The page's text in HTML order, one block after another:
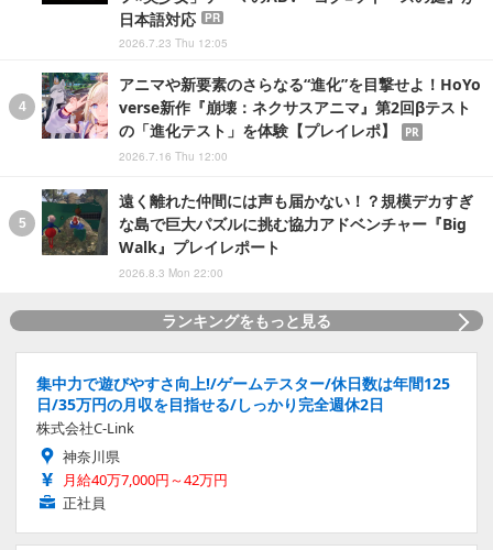
日本語対応
PR
2026.7.23 Thu 12:05
アニマや新要素のさらなる“進化”を目撃せよ！HoYo
verse新作『崩壊：ネクサスアニマ』第2回βテスト
の「進化テスト」を体験【プレイレポ】
PR
2026.7.16 Thu 12:00
遠く離れた仲間には声も届かない！？規模デカすぎ
な島で巨大パズルに挑む協力アドベンチャー『Big
Walk』プレイレポート
2026.8.3 Mon 22:00
ランキングをもっと見る
集中力で遊びやすさ向上!/ゲームテスター/休日数は年間125
日/35万円の月収を目指せる/しっかり完全週休2日
株式会社C-Link
神奈川県
月給40万7,000円～42万円
正社員